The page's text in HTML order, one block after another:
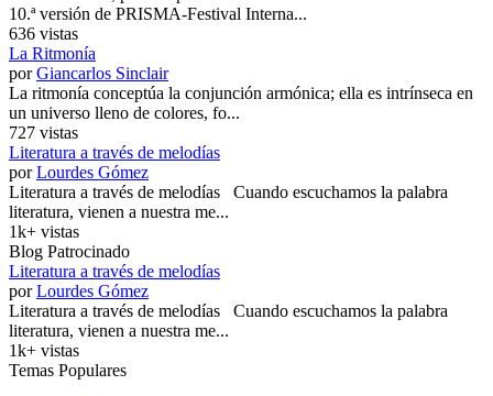
10.ª versión de PRISMA-Festival Interna...
636 vistas
La Ritmonía
porGiancarlos Sinclair
La ritmonía conceptúa la conjunción armónica; ella es intrínseca en
un universo lleno de colores, fo...
727 vistas
Literatura a través de melodías
porLourdes Gómez
Literatura a través de melodías Cuando escuchamos la palabra
literatura, vienen a nuestra me...
1k+ vistas
Blog Patrocinado
Literatura a través de melodías
porLourdes Gómez
Literatura a través de melodías Cuando escuchamos la palabra
literatura, vienen a nuestra me...
1k+ vistas
Temas Populares